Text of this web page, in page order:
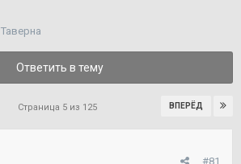
Таверна
Ответить в тему
ВПЕРЁД
Страница 5 из 125
#81